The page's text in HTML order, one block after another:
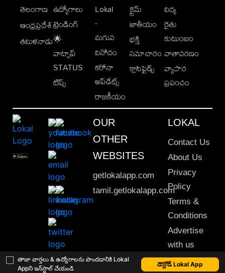
తాజా వార్తలు & ఉద్యోగాలను పొందడానికి Lokal
Appని ఇన్‌స్టాల్ చేయండి
డౌన్లోడ్ Lokal App
తెలంగాణ
ఆంధ్రప్రదేశ్
తమిళనాడు
ఉద్యోగాలు
ట్రెండింగ్
🌟
వాట్సాప్
STATUS
టిప్స్
Lokal
-
మగువ
వినోదం
కరోనా
అప్‌డేట్స్
రాజకీయం
క్రైమ్
జాతీయం
భక్తి
సమాచారం
క్లాసిఫైడ్స్
విద్య
రైతు
కుటుంబం
వాతావరణం
వ్యాపార
ప్రపంచం
OUR
OTHER
WEBSITES
getlokalapp.com
tamil.getlokalapp.com
LOKAL
Contact Us
About Us
Privacy
Policy
Terms &
Conditions
Advertise
with us
Sitemap
This material may not be published, transmitted, rewritten or redistributed. © 2020 Lokal App. All rights reserved.